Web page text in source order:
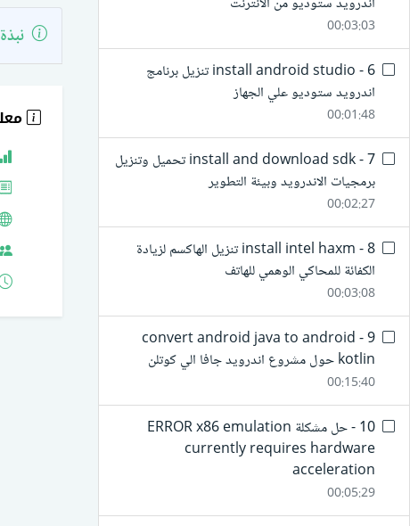
00:03:03
6 - install android studio تنزيل برنامج
اندرويد ستوديو علي الجهاز
00:01:48
7 - install and download sdk تحميل وتنزيل
برمجيات الاندرويد وبيئة التطوير
00:02:27
8 - install intel haxm تنزيل الهاكسم لزيادة
الكفائة للمحاكي الوهمي للهاتف
00:03:08
9 - convert android java to android
kotlin حول مشروع اندرويد جافا الي كوتلن
00:15:40
10 - حل مشكلة ERROR x86 emulation
currently requires hardware
acceleration
00:05:29
نبذة